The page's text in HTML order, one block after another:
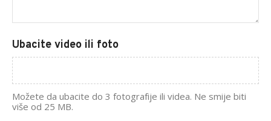
Ubacite video ili foto
Možete da ubacite do 3 fotografije ili videa. Ne smije biti
više od 25 MB.